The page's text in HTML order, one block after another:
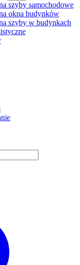
szyby samochodowe
okna budynków
szyby w budynkach